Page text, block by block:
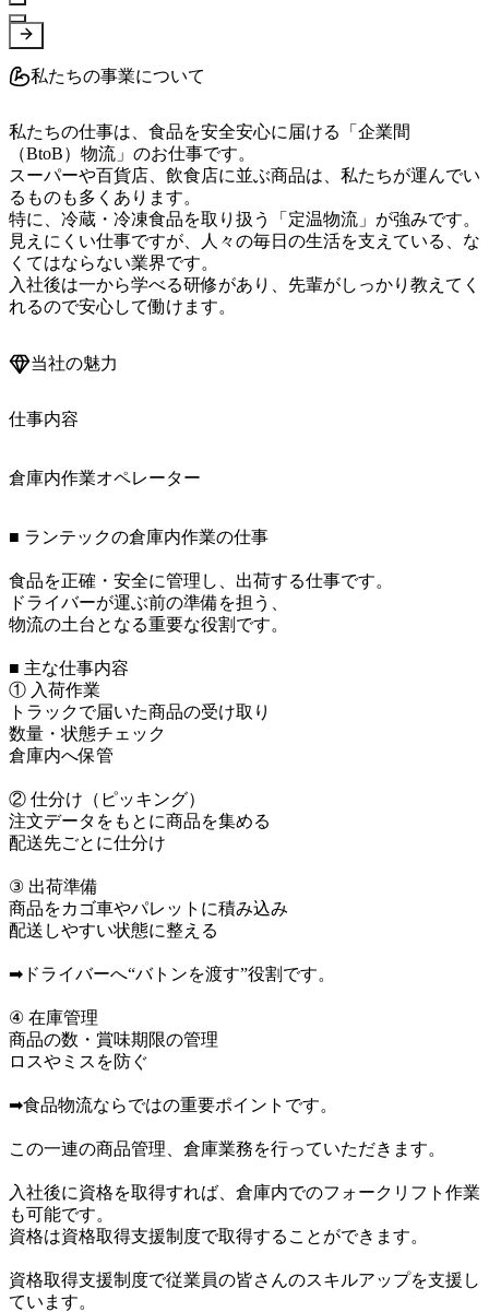
私たちの事業について
私たちの仕事は、食品を安全安心に届ける「企業間
（BtoB）物流」のお仕事です。
スーパーや百貨店、飲食店に並ぶ商品は、私たちが運んでい
るものも多くあります。
特に、冷蔵・冷凍食品を取り扱う「定温物流」が強みです。
見えにくい仕事ですが、人々の毎日の生活を支えている、な
くてはならない業界です。
入社後は一から学べる研修があり、先輩がしっかり教えてく
れるので安心して働けます。
当社の魅力
仕事内容
倉庫内作業オペレーター
■ ランテックの倉庫内作業の仕事
食品を正確・安全に管理し、出荷する仕事です。
ドライバーが運ぶ前の準備を担う、
物流の土台となる重要な役割です。
■ 主な仕事内容
① 入荷作業
トラックで届いた商品の受け取り
数量・状態チェック
倉庫内へ保管
② 仕分け（ピッキング）
注文データをもとに商品を集める
配送先ごとに仕分け
③ 出荷準備
商品をカゴ車やパレットに積み込み
配送しやすい状態に整える
➡ドライバーへ“バトンを渡す”役割です。
④ 在庫管理
商品の数・賞味期限の管理
ロスやミスを防ぐ
➡食品物流ならではの重要ポイントです。
この一連の商品管理、倉庫業務を行っていただきます。
入社後に資格を取得すれば、倉庫内でのフォークリフト作業
も可能です。
資格は資格取得支援制度で取得することができます。
資格取得支援制度で従業員の皆さんのスキルアップを支援し
ています。